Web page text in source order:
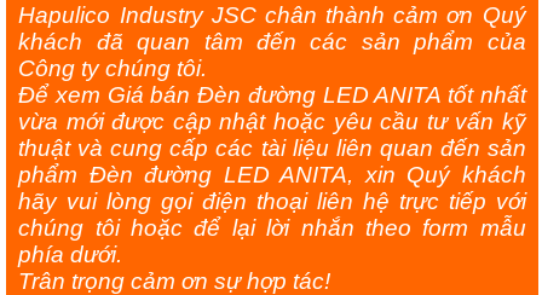
Hapulico Industry JSC chân thành cảm ơn Quý
khách đã quan tâm đến các sản phẩm của
Công ty chúng tôi.
Để xem Giá bán Đèn đường LED ANITA tốt nhất
vừa mới được cập nhật hoặc yêu cầu tư vấn kỹ
thuật và cung cấp các tài liệu liên quan đến sản
phẩm Đèn đường LED ANITA, xin Quý khách
hãy vui lòng gọi điện thoại liên hệ trực tiếp với
chúng tôi hoặc để lại lời nhắn theo form mẫu
phía dưới.
Trân trọng cảm ơn sự hợp tác!